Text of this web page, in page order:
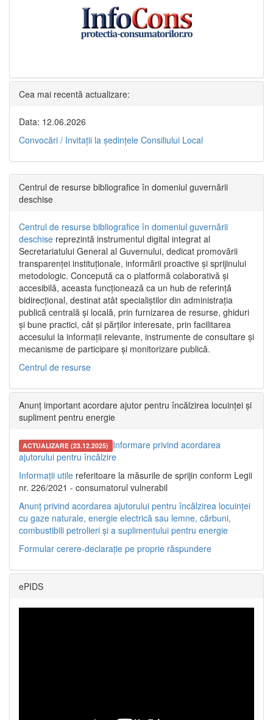
Cea mai recentă actualizare:
Data: 12.06.2026
Convocări / Invitaţii la şedinţele Consiliului Local
Centrul de resurse bibliografice în domeniul guvernării
deschise
Centrul de resurse bibliografice în domeniul guvernării
deschise reprezintă instrumentul digital integrat al
Secretariatului General al Guvernului, dedicat promovării
transparenței instituționale, informării proactive și sprijinului
metodologic. Concepută ca o platformă colaborativă și
accesibilă, aceasta funcționează ca un hub de referință
bidirecțional, destinat atât specialiștilor din administrația
publică centrală și locală, prin furnizarea de resurse, ghiduri
și bune practici, cât și părților interesate, prin facilitarea
accesului la informații relevante, instrumente de consultare și
mecanisme de participare și monitorizare publică.
Centrul de resurse
Anunț important acordare ajutor pentru încălzirea locuinței și
supliment pentru energie
ACTUALIZARE (23.12.2025) Informare privind acordarea
ajutorului pentru încălzire
Informații utile referitoare la măsurile de sprijin conform Legii
nr. 226/2021 - consumatorul vulnerabil
Anunț privind acordarea ajutorului pentru încălzirea locuinței
cu gaze naturale, energie electrică sau lemne, cărbuni,
combustibili petrolieri și a suplimentului pentru energie
Formular cerere-declarație pe proprie răspundere
ePIDS